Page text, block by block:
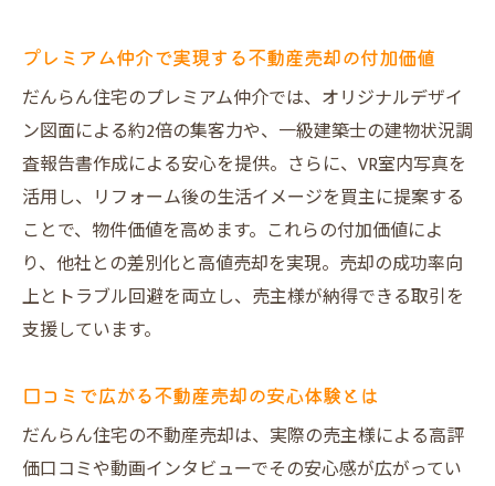
プレミアム仲介で実現する不動産売却の付加価値
だんらん住宅のプレミアム仲介では、オリジナルデザイ
ン図面による約2倍の集客力や、一級建築士の建物状況調
査報告書作成による安心を提供。さらに、VR室内写真を
活用し、リフォーム後の生活イメージを買主に提案する
ことで、物件価値を高めます。これらの付加価値によ
り、他社との差別化と高値売却を実現。売却の成功率向
上とトラブル回避を両立し、売主様が納得できる取引を
支援しています。
口コミで広がる不動産売却の安心体験とは
だんらん住宅の不動産売却は、実際の売主様による高評
価口コミや動画インタビューでその安心感が広がってい